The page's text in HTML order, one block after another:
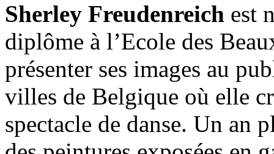
Sherley Freudenreich est
diplôme à l’Ecole des
présenter ses images au
villes de Belgique où elle
spectacle de danse. Un an